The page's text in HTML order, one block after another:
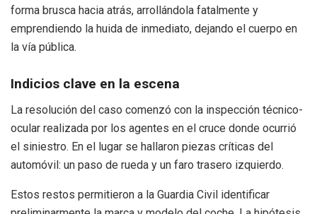
forma brusca hacia atrás, arrollándola fatalmente y
emprendiendo la huida de inmediato, dejando el cuerpo en
la vía pública.
Indicios clave en la escena
La resolución del caso comenzó con la inspección técnico-
ocular realizada por los agentes en el cruce donde ocurrió
el siniestro. En el lugar se hallaron piezas críticas del
automóvil: un paso de rueda y un faro trasero izquierdo.
Estos restos permitieron a la Guardia Civil identificar